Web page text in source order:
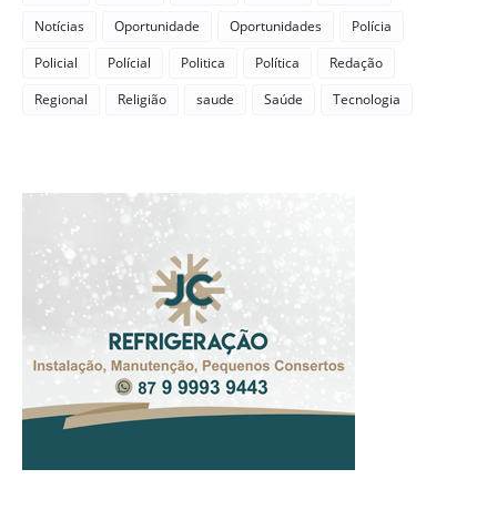
Notícias
Oportunidade Oportunidades
Polícia
Policial
Polícial Politica Política
Redação
Regional
Religião saude Saúde Tecnologia